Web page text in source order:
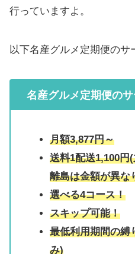
行っていますよ。
以下名産グルメ定期便のサ
名産グルメ定期便の
月額3,877円～
送料1配送1,100円
離島は金額が異な
選べる4コース！
スキップ可能！
最低利用期間の縛
み)